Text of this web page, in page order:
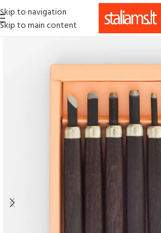
Skip to navigation
Skip to main content